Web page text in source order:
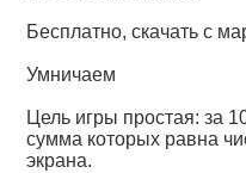
Бесплатно, скачать с
Умничаем
Цель игры простая: за
сумма которых равна
экрана.